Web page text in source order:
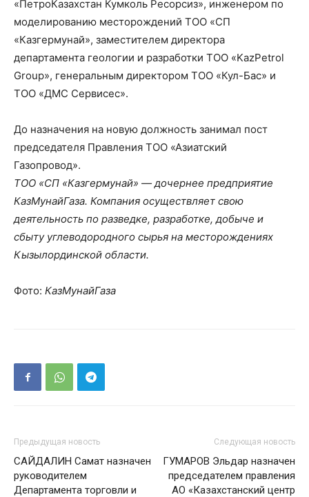
«ПетроКазахстан Кумколь Ресорсиз», инженером по
моделированию месторождений ТОО «СП
«Казгермунай», заместителем директора
департамента геологии и разработки ТОО «KazPetrol
Group», генеральным директором ТОО «Кул-Бас» и
ТОО «ДМС Сервисес».
До назначения на новую должность занимал пост
председателя Правления ТОО «Азиатский
Газопровод».
ТОО «СП «Казгермунай» — дочернее предприятие
КазМунайГаза. Компания осуществляет свою
деятельность по разведке, разработке, добыче и
сбыту углеводородного сырья на месторождениях
Кызылординской области.
Фото: КазМунайГаза
Предыдущая новость
САЙДАЛИН Самат назначен
руководителем
Департамента торговли и
Следующая новость
ГУМАРОВ Эльдар назначен
председателем правления
АО «Казахстанский центр